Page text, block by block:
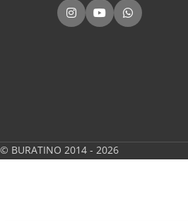
© BURATINO 2014 - 2026